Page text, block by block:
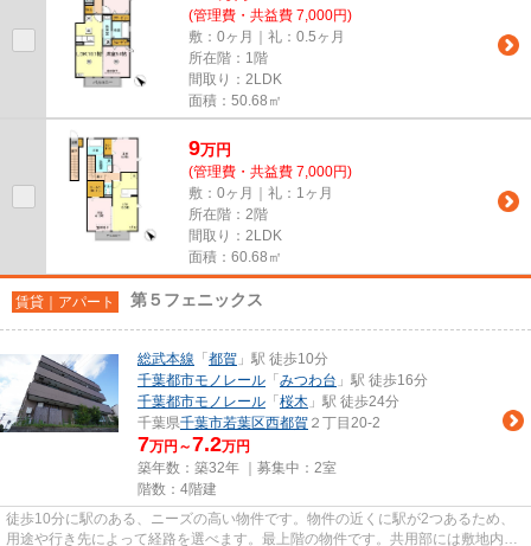
(管理費・共益費 7,000円)
敷：0ヶ月｜礼：0.5ヶ月
所在階：1階
間取り：2LDK
面積：50.68㎡
9万円
(管理費・共益費 7,000円)
敷：0ヶ月｜礼：1ヶ月
所在階：2階
間取り：2LDK
面積：60.68㎡
賃貸｜アパート 第５フェニックス
総武本線 「 都賀 」駅 徒歩10分
千葉都市モノレール 「 みつわ台 」駅 徒歩16分
千葉都市モノレール 「 桜木 」駅 徒歩24分
千葉県千葉市若葉区西都賀 ２丁目20-2
7万円～7.2万円
築年数：築32年 ｜募集中： 2室
階数：4階建
徒歩10分に駅のある、ニーズの高い物件です。物件の近くに駅が2つあるため、
用途や行き先によって経路を選べます。最上階の物件です。共用部には敷地内ご